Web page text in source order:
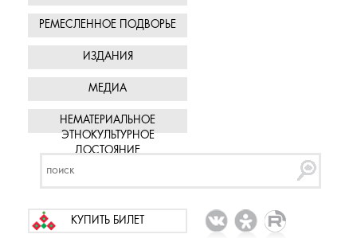
РЕМЕСЛЕННОЕ ПОДВОРЬЕ
ИЗДАНИЯ
МЕДИА
НЕМАТЕРИАЛЬНОЕ
ЭТНОКУЛЬТУРНОЕ
ДОСТОЯНИЕ
КУПИТЬ БИЛЕТ